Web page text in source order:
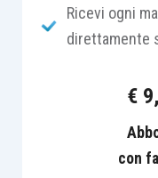
La prima
governance
Ricevi ogni
direttamente
€
con